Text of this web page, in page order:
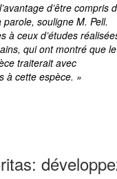
d’être compris
souligne M. Pell.
à ceux d’études
qui ont montré que le
traiterait avec
à cette espèce. »